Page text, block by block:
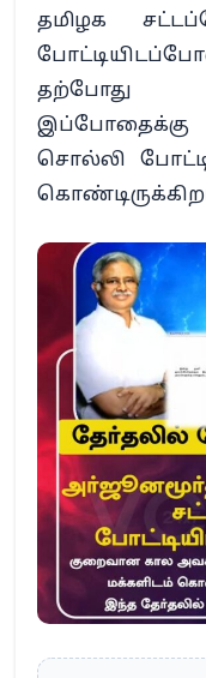
தமிழக
தற்போது
இப்போதைக்கு
சொல்லி